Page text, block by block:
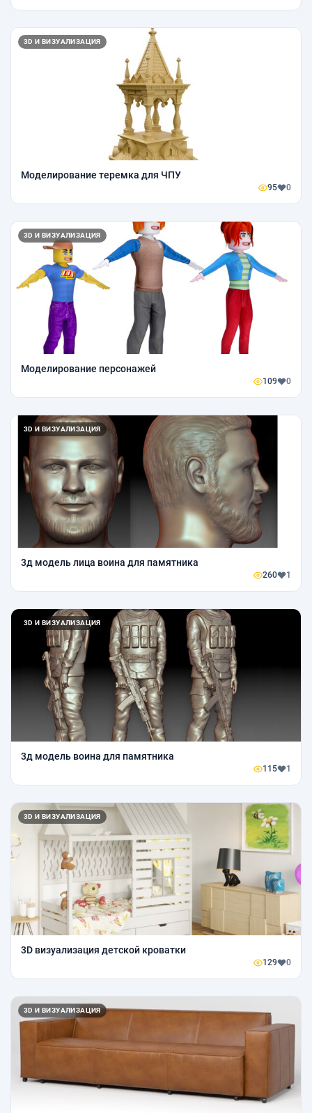
3D И ВИЗУАЛИЗАЦИЯ
Моделирование теремка для ЧПУ
95 0
3D И ВИЗУАЛИЗАЦИЯ
Моделирование персонажей
109 0
3D И ВИЗУАЛИЗАЦИЯ
3д модель лица воина для памятника
260 1
3D И ВИЗУАЛИЗАЦИЯ
3д модель воина для памятника
115 1
3D И ВИЗУАЛИЗАЦИЯ
3D визуализация детской кроватки
129 0
3D И ВИЗУАЛИЗАЦИЯ